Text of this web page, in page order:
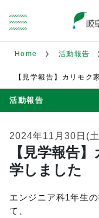
Home 活動報告
【見学報告】カリモク
活動報告
2024年11月30日(
【見学報告
学しました
エンジニア科1年生
て、